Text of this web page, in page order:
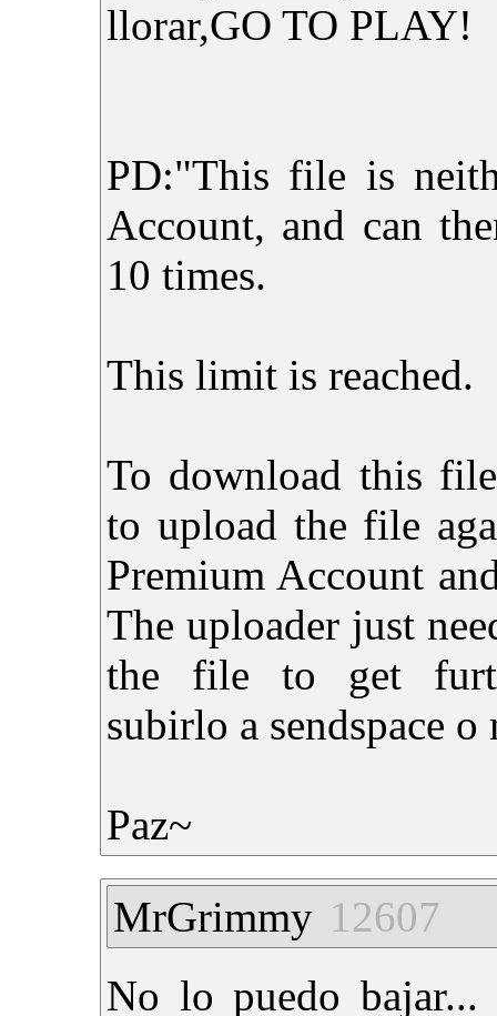
llorar,GO TO PLAY!
PD:"This file is
Account, and can
10 times.
This limit is reached.
To download this
to upload the file
Premium Account
The uploader just
the file to get
subirlo a sendspace
Paz~
MrGrimmy 12607
No lo puedo bajar...